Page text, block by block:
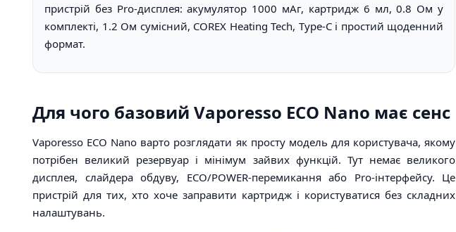
пристрій без Pro-дисплея: акумулятор 1000 мАг, картридж 6 мл, 0.8 Ом у
комплекті, 1.2 Ом сумісний, COREX Heating Tech, Type-C і простий щоденний
формат.
Для чого базовий Vaporesso ECO Nano має сенс
Vaporesso ECO Nano варто розглядати як просту модель для користувача, якому
потрібен великий резервуар і мінімум зайвих функцій. Тут немає великого
дисплея, слайдера обдуву, ECO/POWER-перемикання або Pro-інтерфейсу. Це
пристрій для тих, хто хоче заправити картридж і користуватися без складних
налаштувань.